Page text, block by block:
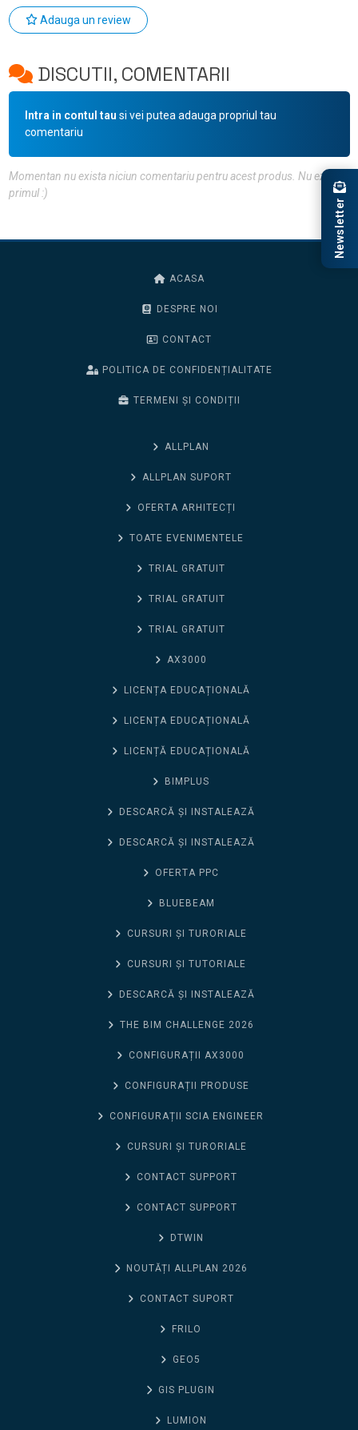
Adauga un review
DISCUTII, COMENTARII
Intra in contul tau si vei putea adauga propriul tau
comentariu
Momentan nu exista niciun comentariu pentru acest produs. Nu ezita, fii
primul :)
ACASA
DESPRE NOI
CONTACT
POLITICA DE CONFIDENȚIALITATE
TERMENI ȘI CONDIȚII
ALLPLAN
ALLPLAN SUPORT
OFERTA ARHITECȚI
TOATE EVENIMENTELE
TRIAL GRATUIT
TRIAL GRATUIT
TRIAL GRATUIT
AX3000
LICENȚA EDUCAȚIONALĂ
LICENȚA EDUCAȚIONALĂ
LICENȚĂ EDUCAȚIONALĂ
BIMPLUS
DESCARCĂ ȘI INSTALEAZĂ
DESCARCĂ ȘI INSTALEAZĂ
OFERTA PPC
BLUEBEAM
CURSURI ȘI TURORIALE
CURSURI ȘI TUTORIALE
DESCARCĂ ȘI INSTALEAZĂ
THE BIM CHALLENGE 2026
CONFIGURAȚII AX3000
CONFIGURAȚII PRODUSE
CONFIGURAȚII SCIA ENGINEER
CURSURI ȘI TURORIALE
CONTACT SUPPORT
CONTACT SUPPORT
DTWIN
NOUTĂȚI ALLPLAN 2026
CONTACT SUPORT
FRILO
GEO5
GIS PLUGIN
LUMION
Newsletter